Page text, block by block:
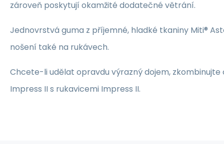
zároveň poskytují okamžité dodatečné větrání.
Jednovrstvá guma z příjemné, hladké tkaniny Miti®
nošení také na rukávech.
Chcete-li udělat opravdu výrazný dojem, zkombinujte
Impress II s rukavicemi Impress II.